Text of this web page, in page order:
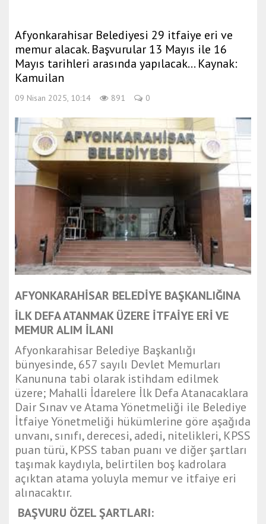
Afyonkarahisar Belediyesi 29 itfaiye eri ve
memur alacak. Başvurular 13 Mayıs ile 16
Mayıs tarihleri arasında yapılacak... Kaynak:
Kamuilan
09 Nisan 2025, 10:14 891 0
AFYONKARAHİSAR BELEDİYE BAŞKANLIĞINA
İLK DEFA ATANMAK ÜZERE İTFAİYE ERİ VE
MEMUR ALIM İLANI
Afyonkarahisar Belediye Başkanlığı
bünyesinde, 657 sayılı Devlet Memurları
Kanununa tabi olarak istihdam edilmek
üzere; Mahalli İdarelere İlk Defa Atanacaklara
Dair Sınav ve Atama Yönetmeliği ile Belediye
İtfaiye Yönetmeliği hükümlerine göre aşağıda
unvanı, sınıfı, derecesi, adedi, nitelikleri, KPSS
puan türü, KPSS taban puanı ve diğer şartları
taşımak kaydıyla, belirtilen boş kadrolara
açıktan atama yoluyla memur ve itfaiye eri
alınacaktır.
BAŞVURU ÖZEL ŞARTLARI: